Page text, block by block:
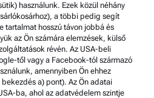
használunk. Ezek közül néhány
a többi pedig segít
tartalmat hosszú távon jobbá és
az Ön számára elemzések, külső
révén. Az USA-beli
től vagy a Facebook-tól származó
amennyiben Ön ehhez
a) pont). Az Ön adatai
ba, ahol az adatvédelem szintje